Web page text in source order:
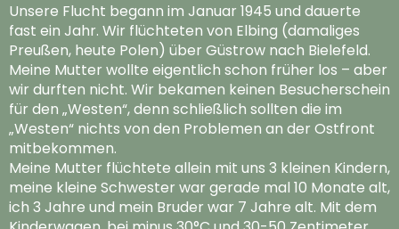
Unsere Flucht begann im Januar 1945 und dauerte
fast ein Jahr. Wir flüchteten von Elbing (damaliges
Preußen, heute Polen) über Güstrow nach Bielefeld.
Meine Mutter wollte eigentlich schon früher los – aber
wir durften nicht. Wir bekamen keinen Besucherschein
für den „Westen“, denn schließlich sollten die im
„Westen“ nichts von den Problemen an der Ostfront
mitbekommen.
Meine Mutter flüchtete allein mit uns 3 kleinen Kindern,
meine kleine Schwester war gerade mal 10 Monate alt,
ich 3 Jahre und mein Bruder war 7 Jahre alt. Mit dem